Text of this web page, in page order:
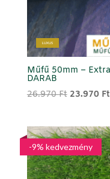
LUXUS
Műfű 50mm –
DARAB
26.970Ft Original
26.970
23.970 Ft
-9% kedvezmény